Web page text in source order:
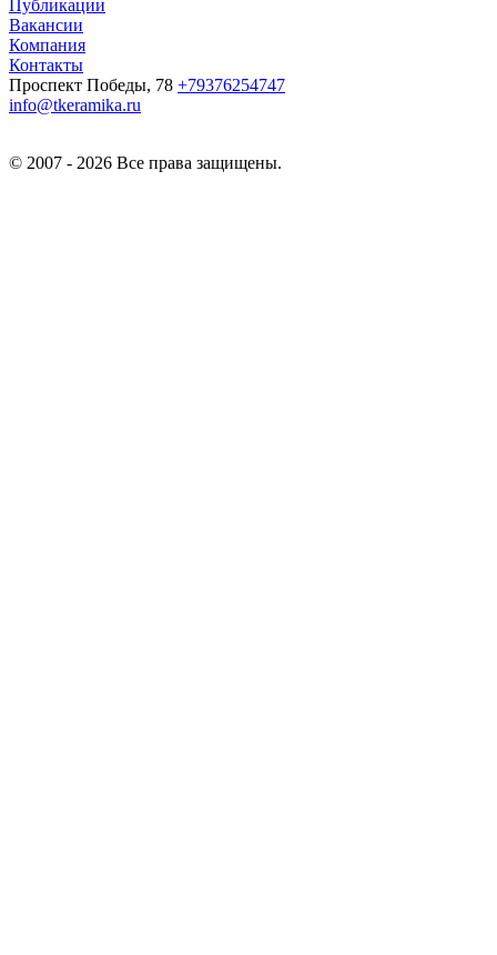
Публикации
Вакансии
Компания
Контакты
Проспект Победы, 78 +79376254747
info@tkeramika.ru
© 2007 - 2026 Все права защищены.